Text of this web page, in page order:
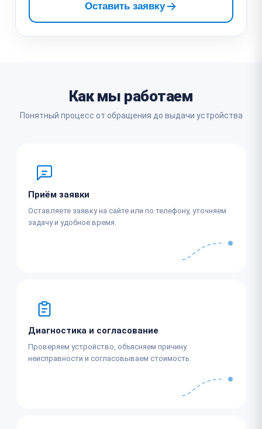
Оставить заявку
Как мы работаем
Понятный процесс от обращения до выдачи устройства
Приём заявки
Оставляете заявку на сайте или по телефону, уточняем
задачу и удобное время.
Диагностика и согласование
Проверяем устройство, объясняем причину
неисправности и согласовываем стоимость.